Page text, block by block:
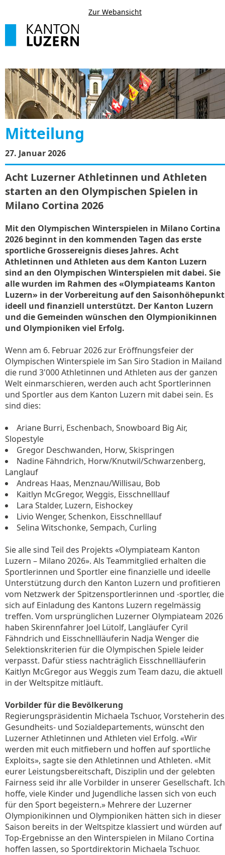
Zur Webansicht
Mitteilung
27. Januar 2026
Acht Luzerner Athletinnen und Athleten
starten an den Olympischen Spielen in
Milano Cortina 2026
Mit den Olympischen Winterspielen in Milano Cortina
2026 beginnt in den kommenden Tagen das erste
sportliche Grossereignis dieses Jahres. Acht
Athletinnen und Athleten aus dem Kanton Luzern
sind an den Olympischen Winterspielen mit dabei. Sie
alle wurden im Rahmen des «Olympiateams Kanton
Luzern» in der Vorbereitung auf den Saisonhöhepunkt
ideell und finanziell unterstützt. Der Kanton Luzern
und die Gemeinden wünschen den Olympionikinnen
und Olympioniken viel Erfolg.
Wenn am 6. Februar 2026 zur Eröffnungsfeier der
Olympischen Winterspiele im San Siro Stadion in Mailand
die rund 3'000 Athletinnen und Athleten aus der ganzen
Welt einmarschieren, werden auch acht Sportlerinnen
und Sportler aus dem Kanton Luzern mit dabei sein. Es
sind dies:
Ariane Burri, Eschenbach, Snowboard Big Air,
Slopestyle
Gregor Deschwanden, Horw, Skispringen
Nadine Fähndrich, Horw/Knutwil/Schwarzenberg,
Langlauf
Andreas Haas, Menznau/Willisau, Bob
Kaitlyn McGregor, Weggis, Eisschnelllauf
Lara Stalder, Luzern, Eishockey
Livio Wenger, Schenkon, Eisschnelllauf
Selina Witschonke, Sempach, Curling
Sie alle sind Teil des Projekts «Olympiateam Kanton
Luzern – Milano 2026». Als Teammitglied erhalten die
Sportlerinnen und Sportler eine finanzielle und ideelle
Unterstützung durch den Kanton Luzern und profitieren
vom Netzwerk der Spitzensportlerinnen und -sportler, die
sich auf Einladung des Kantons Luzern regelmässig
treffen. Vom ursprünglichen Luzerner Olympiateam 2026
haben Skirennfahrer Joel Lütolf, Langläufer Cyril
Fähndrich und Eisschnellläuferin Nadja Wenger die
Selektionskriterien für die Olympischen Spiele leider
verpasst. Dafür stiess nachträglich Eisschnellläuferin
Kaitlyn McGregor aus Weggis zum Team dazu, die aktuell
in der Weltspitze mitläuft.
Vorbilder für die Bevölkerung
Regierungspräsidentin Michaela Tschuor, Vorsteherin des
Gesundheits- und Sozialdepartements, wünscht den
Luzerner Athletinnen und Athleten viel Erfolg. «Wir
werden mit euch mitfiebern und hoffen auf sportliche
Exploits», sagte sie den Athletinnen und Athleten. «Mit
eurer Leistungsbereitschaft, Disziplin und der gelebten
Fairness seid ihr alle Vorbilder in unserer Gesellschaft. Ich
hoffe, viele Kinder und Jugendliche lassen sich von euch
für den Sport begeistern.» Mehrere der Luzerner
Olympionikinnen und Olympioniken hätten sich in dieser
Saison bereits in der Weltspitze klassiert und würden auf
Top-Ergebnisse an den Winterspielen in Milano Cortina
hoffen lassen, so Sportdirektorin Michaela Tschuor.